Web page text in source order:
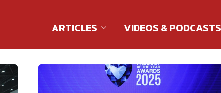
ARTICLES VIDEOS & PODCASTS